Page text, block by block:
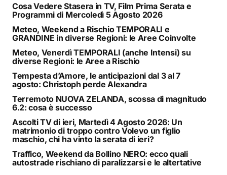
Cosa Vedere Stasera in TV, Film Prima Serata e
Programmi di Mercoledì 5 Agosto 2026
Meteo, Weekend a Rischio TEMPORALI e
GRANDINE in diverse Regioni: le Aree Coinvolte
Meteo, Venerdì TEMPORALI (anche Intensi) su
diverse Regioni: le Aree a Rischio
Tempesta d’Amore, le anticipazioni dal 3 al 7
agosto: Christoph perde Alexandra
Terremoto NUOVA ZELANDA, scossa di magnitudo
6.2: cosa è successo
Ascolti TV di ieri, Martedì 4 Agosto 2026: Un
matrimonio di troppo contro Volevo un figlio
maschio, chi ha vinto la serata di ieri?
Traffico, Weekend da Bollino NERO: ecco quali
autostrade rischiano di paralizzarsi e le altertative